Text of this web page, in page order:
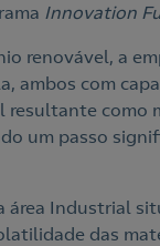
Innovation
renovável, a
ambos com
como
um passo
Industrial
das